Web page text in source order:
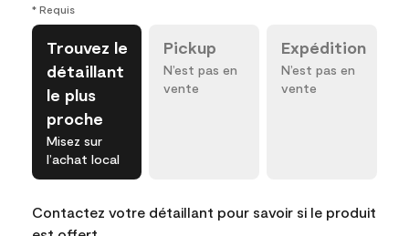
* Requis
Trouvez le
détaillant
le plus
proche
Misez sur
l’achat local
Pickup
N’est pas en
vente
Expédition
N’est pas en
vente
Contactez votre détaillant pour savoir si le produit